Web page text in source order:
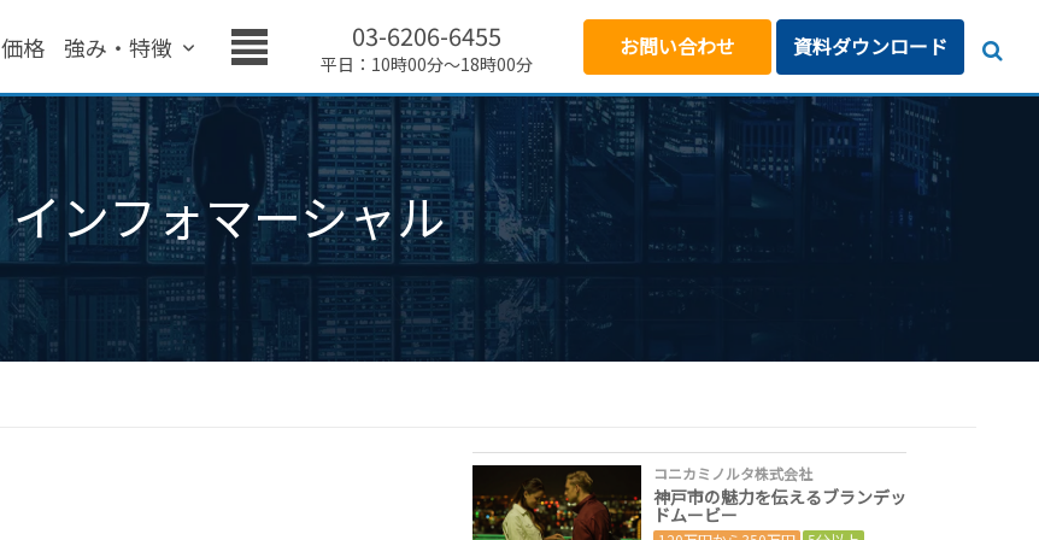
価格 強み・特徴 03-6206-6455
平日：10時00分～18時00分
お問い合わせ 資料ダウンロード
インフォマーシャル
コニカミノルタ株式会社
神戸市の魅力を伝えるブランデッ
ドムービー